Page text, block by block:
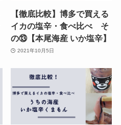
【徹底比較】博多で買える
イカの塩辛・食べ比べ そ
の⑬【本尾海産 いか塩辛】
2021年10月5日